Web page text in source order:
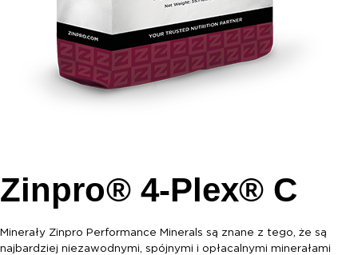
Zinpro® 4-Plex® C
Minerały Zinpro Performance Minerals są znane z tego, że są
najbardziej niezawodnymi, spójnymi i opłacalnymi minerałami